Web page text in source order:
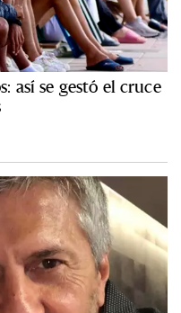
así se gestó el cruce